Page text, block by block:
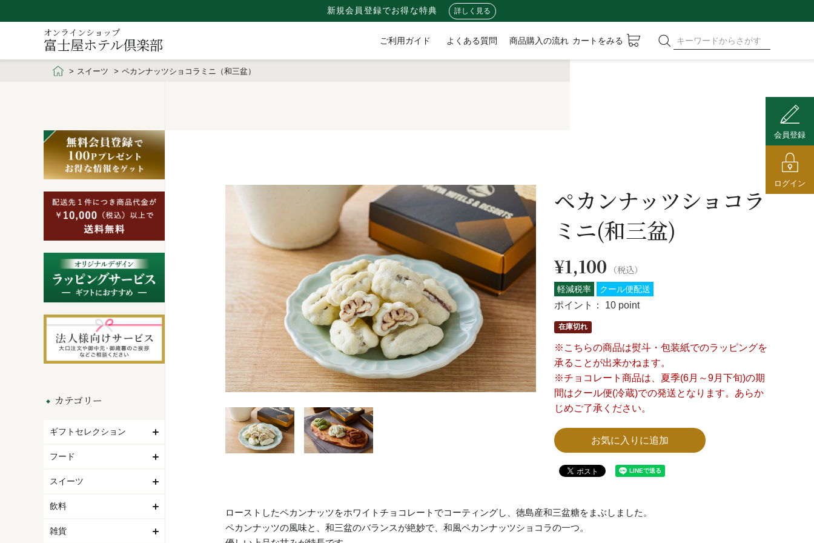
新規会員登録でお得な特典 詳しく見る
オンラインショップ
富士屋ホテル倶楽部 ご利用ガイド よくある質問 商品購入の流れ カートをみる
会員登録
ログイン
スイーツ ペカンナッツショコラミニ（和三盆）
ペカンナッツショコラ
ミニ(和三盆)
¥1,100 （税込）
軽減税率 クール便配送
ポイント： 10 point
在庫切れ
※こちらの商品は熨斗・包装紙でのラッピングを
承ることが出来かねます。
※チョコレート商品は、夏季(6月～9月下旬)の期
間はクール便(冷蔵)での発送となります。あらか
じめご了承ください。
お気に入りに追加
ローストしたペカンナッツをホワイトチョコレートでコーティングし、徳島産和三盆糖をまぶしました。
ペカンナッツの風味と、和三盆のバランスが絶妙で、和風ペカンナッツショコラの一つ。
カテゴリー
ギフトセレクション
フード
スイーツ
飲料
雑貨